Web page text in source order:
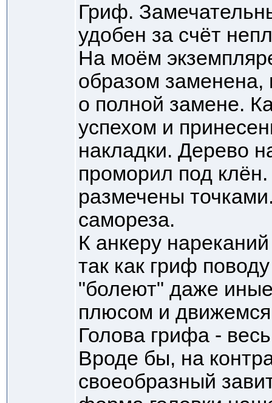
Гриф.
удобен за счёт
На моём
образом заменена,
о полной замене.
успехом и
накладки. Дерево
проморил под
размечены
самореза.
К анкеру
так как гриф
"болеют" даже
плюсом и
Голова грифа -
Вроде бы, на
своеобразный